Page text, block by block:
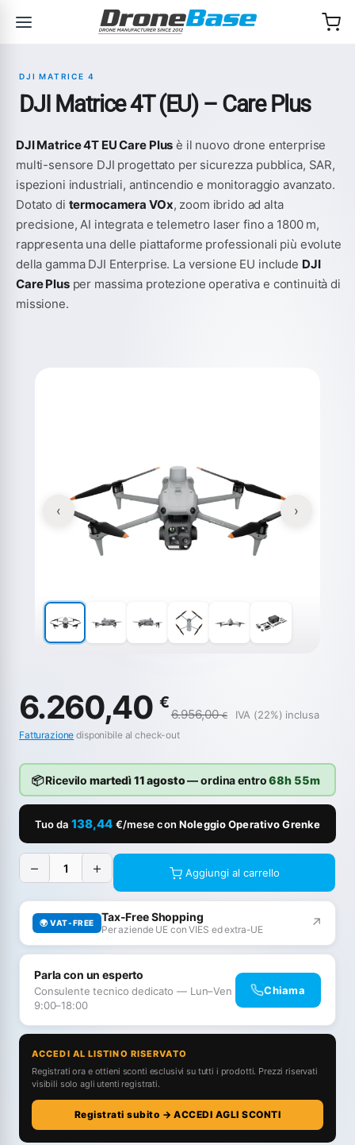
DJI MATRICE 4
DJI Matrice 4T (EU) – Care Plus
DJI Matrice 4T EU Care Plus è il nuovo drone enterprise
multi-sensore DJI progettato per sicurezza pubblica, SAR,
ispezioni industriali, antincendio e monitoraggio avanzato.
Dotato di termocamera VOx, zoom ibrido ad alta
precisione, AI integrata e telemetro laser fino a 1800 m,
rappresenta una delle piattaforme professionali più evolute
della gamma DJI Enterprise. La versione EU include DJI
Care Plusper massima protezione operativa e continuità di
missione.
‹ ›
6.260,40 €
6.956,00€ IVA (22%) inclusa
Fatturazione disponibile al check-out
📦 Ricevilo martedì 11 agosto— ordina entro68h 55m
Tuo da 138,44 €/mese con Noleggio Operativo Grenke
− + Aggiungi al carrello
🌍 VAT-FREE Tax-Free Shopping
Per aziende UE con VIES ed extra-UE ↗
Parla con un esperto
Consulente tecnico dedicato — Lun–Ven
9:00–18:00
Chiama
ACCEDI AL LISTINO RISERVATO
Registrati ora e ottieni sconti esclusivi su tutti i prodotti. Prezzi riservati
visibili solo agli utenti registrati.
Registrati subito → ACCEDI AGLI SCONTI